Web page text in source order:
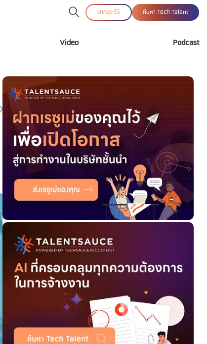
ฝากประวัติ ค้นหา Tech Talent
Video Podcast